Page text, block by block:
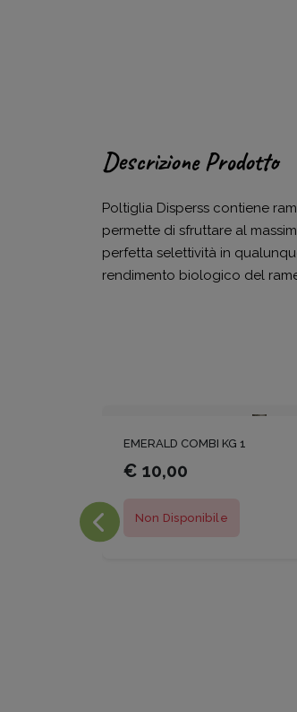
Descrizione Prodotto
Poltiglia Disperss contiene
permette di sfruttare al
perfetta selettività in
rendimento biologico del
EMERALD COMBI KG 1
€ 10,00
Non Disponibile